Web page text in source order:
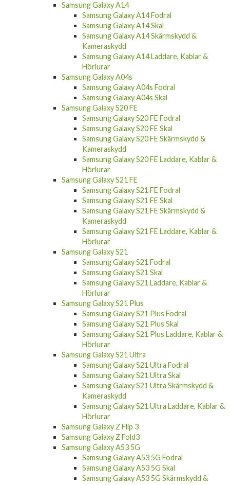
Samsung Galaxy A14
Samsung Galaxy A14 Fodral
Samsung Galaxy A14 Skal
Samsung Galaxy A14 Skärmskydd &
Kameraskydd
Samsung Galaxy A14 Laddare, Kablar &
Hörlurar
Samsung Galaxy A04s
Samsung Galaxy A04s Fodral
Samsung Galaxy A04s Skal
Samsung Galaxy S20 FE
Samsung Galaxy S20 FE Fodral
Samsung Galaxy S20 FE Skal
Samsung Galaxy S20 FE Skärmskydd &
Kameraskydd
Samsung Galaxy S20 FE Laddare, Kablar &
Hörlurar
Samsung Galaxy S21 FE
Samsung Galaxy S21 FE Fodral
Samsung Galaxy S21 FE Skal
Samsung Galaxy S21 FE Skärmskydd &
Kameraskydd
Samsung Galaxy S21 FE Laddare, Kablar &
Hörlurar
Samsung Galaxy S21
Samsung Galaxy S21 Fodral
Samsung Galaxy S21 Skal
Samsung Galaxy S21 Laddare, Kablar &
Hörlurar
Samsung Galaxy S21 Plus
Samsung Galaxy S21 Plus Fodral
Samsung Galaxy S21 Plus Skal
Samsung Galaxy S21 Plus Laddare, Kablar &
Hörlurar
Samsung Galaxy S21 Ultra
Samsung Galaxy S21 Ultra Fodral
Samsung Galaxy S21 Ultra Skal
Samsung Galaxy S21 Ultra Skärmskydd &
Kameraskydd
Samsung Galaxy S21 Ultra Laddare, Kablar &
Hörlurar
Samsung Galaxy Z Flip 3
Samsung Galaxy Z Fold3
Samsung Galaxy A53 5G
Samsung Galaxy A53 5G Fodral
Samsung Galaxy A53 5G Skal
Samsung Galaxy A53 5G Skärmskydd &